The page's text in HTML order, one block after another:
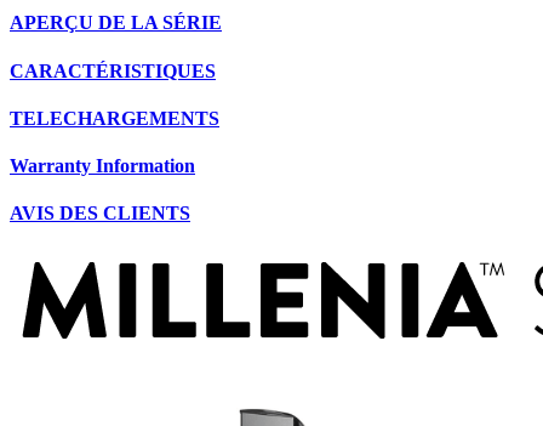
APERÇU DE LA SÉRIE
CARACTÉRISTIQUES
TELECHARGEMENTS
Warranty Information
AVIS DES CLIENTS